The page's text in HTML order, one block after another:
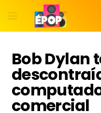
Bob Dylan
comercial